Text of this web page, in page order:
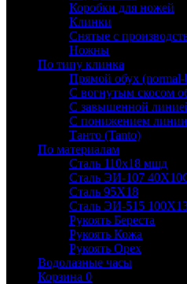
Коробки для ножей
Клинки
Снятые с
Ножны
По типу клинка
Прямой обух (normal-
С вогнутым скосом
С завышенной
С понижением линии
Танто (Tanto)
По материалам
Сталь 110х18 мшд
Сталь ЭИ-107
Сталь 95Х18
Сталь ЭИ-515
Рукоять Береста
Рукоять Кожа
Рукоять Орех
Водолазные часы
Корзина 0